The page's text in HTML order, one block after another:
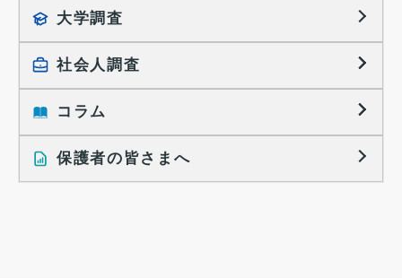
就職活動TOPICS
大学生の実態調査
働きたい組織の特徴
大学生の地域間移動レポート
就職活動に関するレポート
採用に関する調査
採用活動に関するレポート
大学調査
社会人調査
就職活動と入社後の就業
就業レディネス研究
コラム
インタビュー記事
保護者の皆さまへ